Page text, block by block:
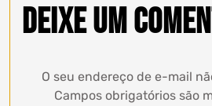
Deixe um
O seu endereço de e-mail
Campos obrigatórios são